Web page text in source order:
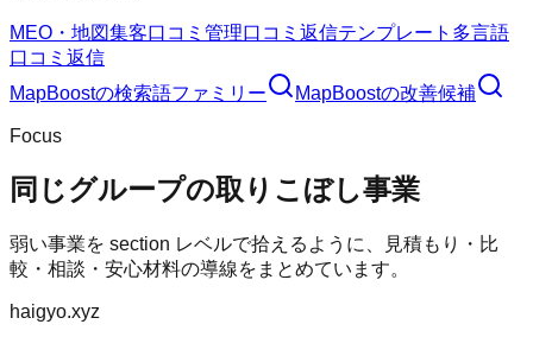
MEO・地図集客口コミ管理口コミ返信テンプレート 多言語
口コミ返信
MapBoostの検索語ファミリー MapBoostの改善候補
Focus
同じグループの取りこぼし事業
弱い事業を section レベルで拾えるように、見積もり・比
較・相談・安心材料の導線をまとめています。
haigyo.xyz